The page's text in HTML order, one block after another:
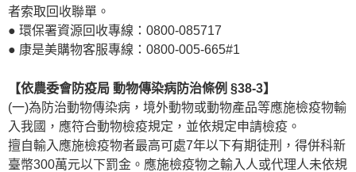
者索取回收聯單。
● 環保署資源回收專線：0800-085717
● 康是美購物客服專線：0800-005-665#1
【依農委會防疫局 動物傳染病防治條例 §38-3】
(一)為防治動物傳染病，境外動物或動物產品等應施檢疫物輸
入我國，應符合動物檢疫規定，並依規定申請檢疫。
擅自輸入應施檢疫物者最高可處7年以下有期徒刑，得併科新
臺幣300萬元以下罰金。應施檢疫物之輸入人或代理人未依規